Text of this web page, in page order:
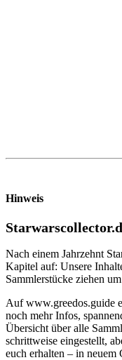
Hinweis
Nach einem Jahrzehnt
Kapitel auf: Unsere
Sammlerstücke ziehen
Auf www.greedos.guide
noch mehr Infos,
Übersicht über alle
schrittweise eingestellt,
euch erhalten – in neuem